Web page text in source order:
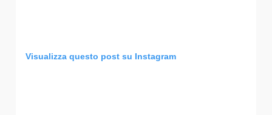
Visualizza questo post su Instagram